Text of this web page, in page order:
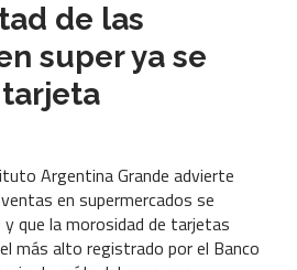
de las
super ya se
Argentina Grande advierte
en supermercados se
que la morosidad de tarjetas
más alto registrado por el Banco